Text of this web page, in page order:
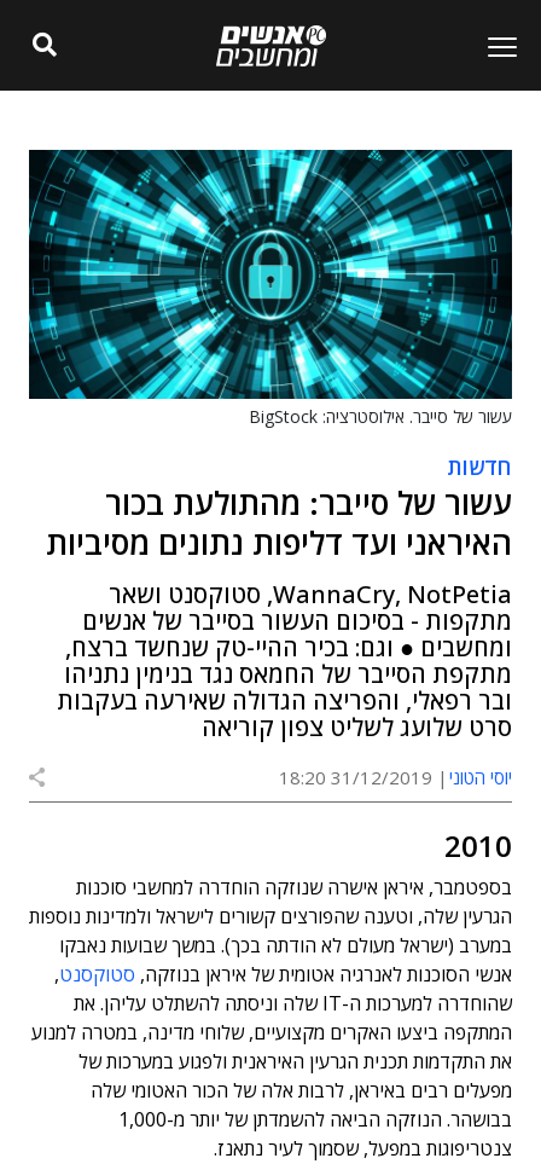
עשור של סייבר. אילוסטרציה: BigStock
חדשות
עשור של סייבר: מהתולעת בכור
האיראני ועד דליפות נתונים מסיביות
WannaCry, NotPetia, סטוקסנט ושאר
מתקפות - בסיכום העשור בסייבר של אנשים
ומחשבים ● וגם: בכיר ההיי-טק שנחשד ברצח,
מתקפת הסייבר של החמאס נגד בנימין נתניהו
ובר רפאלי, והפריצה הגדולה שאירעה בעקבות
סרט שלועג לשליט צפון קוריאה
יוסי הטוני 31/12/2019 18:20
2010
בספטמבר, איראן אישרה שנוזקה הוחדרה למחשבי סוכנות
הגרעין שלה, וטענה שהפורצים קשורים לישראל ולמדינות נוספות
במערב (ישראל מעולם לא הודתה בכך). במשך שבועות נאבקו
אנשי הסוכנות לאנרגיה אטומית של איראן בנוזקה, סטוקסנט,
שהוחדרה למערכות ה-IT שלה וניסתה להשתלט עליהן. את
המתקפה ביצעו האקרים מקצועיים, שלוחי מדינה, במטרה למנוע
את התקדמות תכנית הגרעין האיראנית ולפגוע במערכות של
מפעלים רבים באיראן, לרבות אלה של הכור האטומי שלה
בבושהר. הנוזקה הביאה להשמדתן של יותר מ-1,000
צנטריפוגות במפעל, שסמוך לעיר נתאנז.